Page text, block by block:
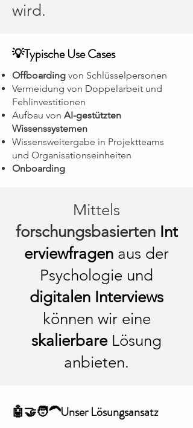
wird.
💡Typische Use Cases
Offboarding von Schlüsselpersonen
Vermeidung von Doppelarbeit und
Fehlinvestitionen
Aufbau von AI-gestützten
Wissenssystemen
Wissensweitergabe in Projektteams
und Organisationseinheiten
Onboarding
​Mittels
forschungsbasierten Int
erviewfragen aus der
Psychologie und
digitalen Interviews
können wir eine
skalierbare Lösung
anbieten.
​🤖🤝🧑‍🦱Unser Lösungsansatz